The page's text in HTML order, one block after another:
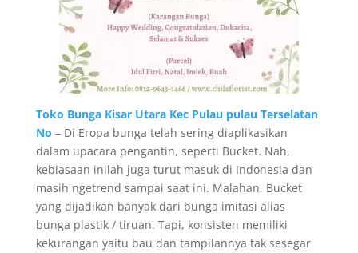
Toko Bunga Kisar Utara Kec Pulau pulau Terselatan
No – Di Eropa bunga telah sering diaplikasikan
dalam upacara pengantin, seperti Bucket. Nah,
kebiasaan inilah juga turut masuk di Indonesia dan
masih ngetrend sampai saat ini. Malahan, Bucket
yang dijadikan banyak dari bunga imitasi alias
bunga plastik / tiruan. Tapi, konsisten memiliki
kekurangan yaitu bau dan tampilannya tak sesegar